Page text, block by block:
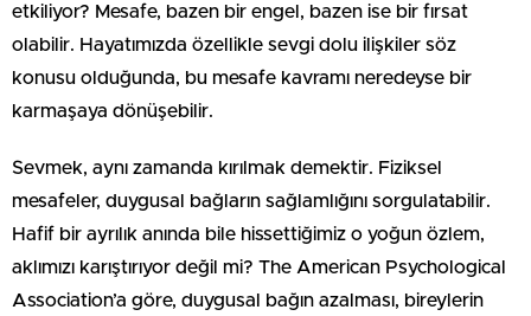
etkiliyor? Mesafe, bazen bir engel, bazen ise bir fırsat
olabilir. Hayatımızda özellikle sevgi dolu ilişkiler söz
konusu olduğunda, bu mesafe kavramı neredeyse bir
karmaşaya dönüşebilir.
Sevmek, aynı zamanda kırılmak demektir. Fiziksel
mesafeler, duygusal bağların sağlamlığını sorgulatabilir.
Hafif bir ayrılık anında bile hissettiğimiz o yoğun özlem,
aklımızı karıştırıyor değil mi? The American Psychological
Association’a göre, duygusal bağın azalması, bireylerin